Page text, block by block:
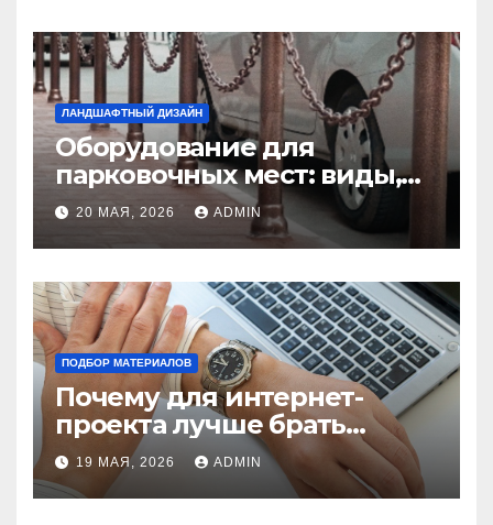
ЛАНДШАФТНЫЙ ДИЗАЙН
Оборудование для
парковочных мест: виды,
функции и нормы
установки
20 МАЯ, 2026 ADMIN
ПОДБОР МАТЕРИАЛОВ
Почему для интернет-
проекта лучше брать
отдельный сервер:
преимущества и ключевые
аспекты
19 МАЯ, 2026 ADMIN